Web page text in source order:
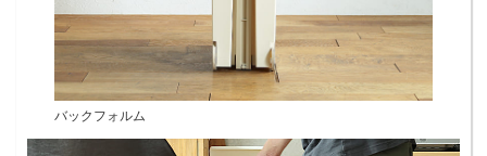
バックフォルム